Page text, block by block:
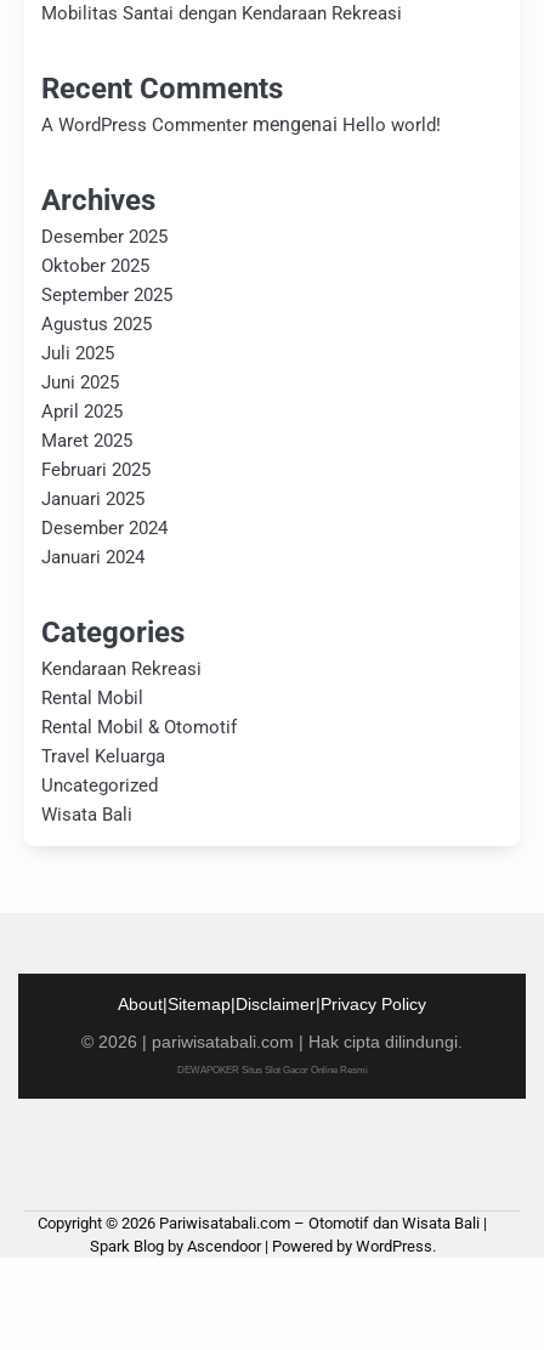
Mobilitas Santai dengan Kendaraan Rekreasi
Recent Comments
A WordPress Commenter mengenai Hello world!
Archives
Desember 2025
Oktober 2025
September 2025
Agustus 2025
Juli 2025
Juni 2025
April 2025
Maret 2025
Februari 2025
Januari 2025
Desember 2024
Januari 2024
Categories
Kendaraan Rekreasi
Rental Mobil
Rental Mobil & Otomotif
Travel Keluarga
Uncategorized
Wisata Bali
About|Sitemap|Disclaimer|Privacy Policy
© 2026 | pariwisatabali.com | Hak cipta dilindungi.
DEWAPOKER Situs Slot Gacor Online Resmi
Copyright © 2026 Pariwisatabali.com – Otomotif dan Wisata Bali |
Spark Blog by Ascendoor| Powered by WordPress.